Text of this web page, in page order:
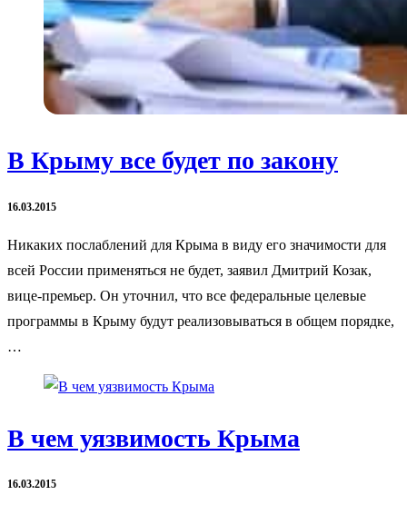
В Крыму все будет по закону
16.03.2015
Никаких послаблений для Крыма в виду его значимости для
всей России применяться не будет, заявил Дмитрий Козак,
вице-премьер. Он уточнил, что все федеральные целевые
программы в Крыму будут реализовываться в общем порядке,
…
В чем уязвимость Крыма
16.03.2015